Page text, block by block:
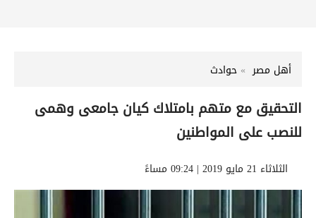
أهل مصر حوادث
التحقيق مع متهم بامتلاك كيان جامعى وهمى
للنصب على المواطنين
الثلاثاء 21 مايو 2019 | 09:24 مساءً